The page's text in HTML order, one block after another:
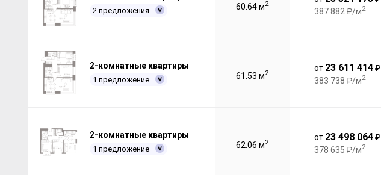
2 предложения 60.64 м2
387 882 ₽/м2
2-комнатные квартиры
1 предложение 61.53 м2
от 23 611 414₽
383 738 ₽/м2
2-комнатные квартиры
1 предложение 62.06 м2
от 23 498 064₽
378 635 ₽/м2